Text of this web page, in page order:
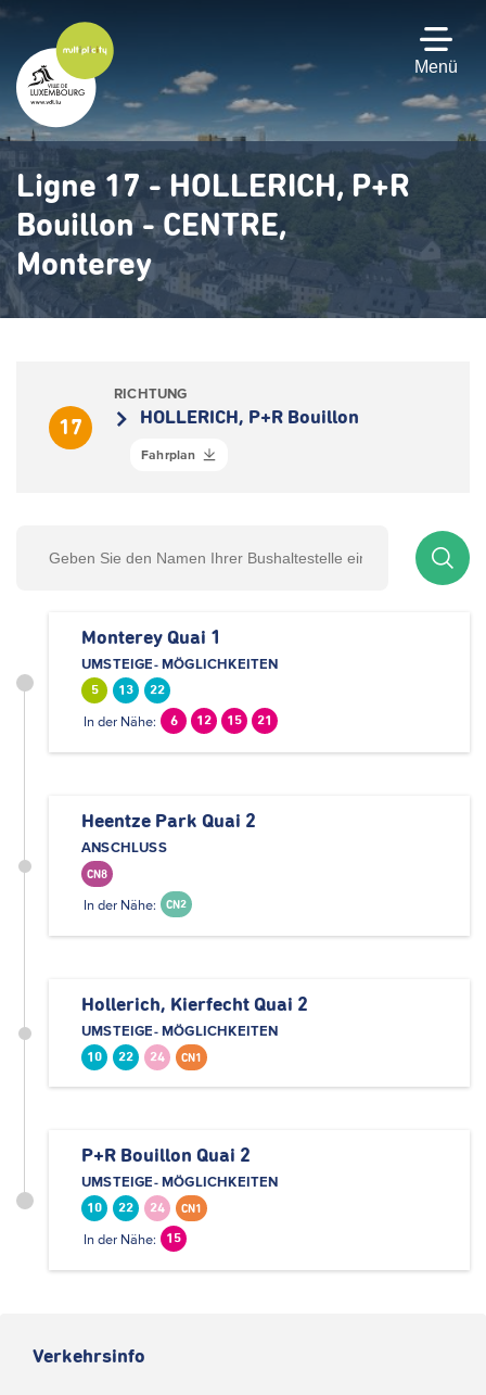
Zum
Hauptinhalt
gehen
Menü
Ligne 17 - HOLLERICH, P+R
Bouillon - CENTRE,
Monterey
Verkehrsinfo
17
RICHTUNG
HOLLERICH, P+R Bouillon
Fahrplan
Monterey Quai 1
UMSTEIGE- MÖGLICHKEITEN
5 13 22
In der Nähe: 6 12 15 21
Heentze Park Quai 2
ANSCHLUSS
CN8
In der Nähe: CN2
Hollerich, Kierfecht Quai 2
UMSTEIGE- MÖGLICHKEITEN
10 22 24 CN1
P+R Bouillon Quai 2
UMSTEIGE- MÖGLICHKEITEN
10 22 24 CN1
In der Nähe: 15